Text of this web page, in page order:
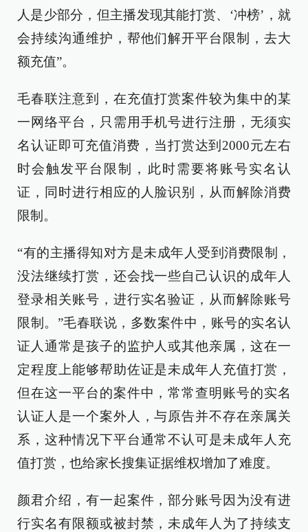
人是少部分，但主播发现其能打赏、‘冲榜’，就
会持续沟通维护，帮他们解开平台限制，去大
额充值”。
毛春联注意到，在充值打赏案件较为集中的某
一网络平台，只需用手机号进行注册，无须实
名认证即可充值消费，当打赏达到2000元左右
时会触发平台限制，此时需要将账号实名认
证，同时进行相应的人脸识别，从而解除消费
限制。
“有的主播得知对方是未成年人受到消费限制，
没法继续打赏，还会找一些自己认识的成年人
登录相关账号，进行实名验证，从而解除账号
限制。”毛春联说，多数案件中，账号的实名认
证人通常是孩子的监护人或其他亲属，这在一
定程度上能够帮助佐证是未成年人充值打赏，
但在这一平台的案件中，常常查明账号的实名
认证人是一个案外人，与原告并不存在亲属关
系，这种情况下平台通常不认可是未成年人充
值打赏，也给家长搜集证据维权增加了难度。
颜君介绍，有一起案件，部分账号因为没有进
行实名有限额或被封禁，未成年人为了持续支